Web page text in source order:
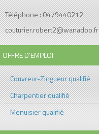
Téléphone : 0479440212
couturier.robert2@wanadoo.fr
OFFRE D'EMPLOI
Couvreur-Zingueur qualifié
Charpentier qualifié
Menuisier qualifié